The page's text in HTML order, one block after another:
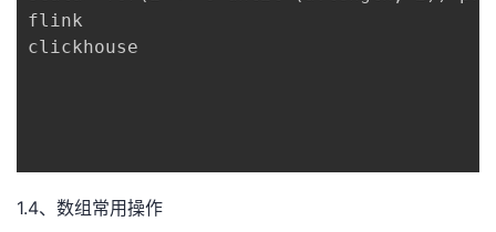
flink
clickhouse
1.4、数组常用操作